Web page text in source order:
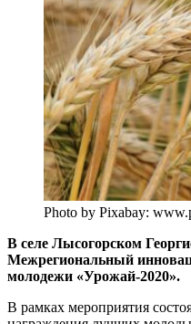
Photo by Pixabay:
В селе Лысогорском
Межрегиональный
молодежи «Урожай-2020».
В рамках мероприятия